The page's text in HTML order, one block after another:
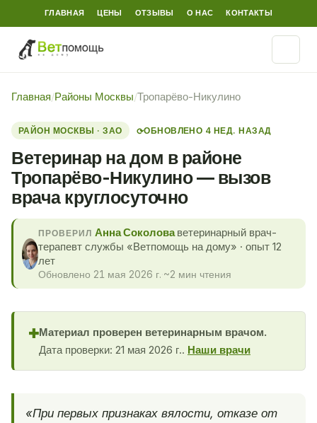
ГЛАВНАЯ ЦЕНЫ ОТЗЫВЫ О НАС КОНТАКТЫ
Главная/Районы Москвы/Тропарёво-Никулино
РАЙОН МОСКВЫ · ЗАО ⟳ОБНОВЛЕНО 4 НЕД. НАЗАД
Ветеринар на дом в районе
Тропарёво-Никулино — вызов
врача круглосуточно
ПРОВЕРИЛ Анна Соколоваветеринарный врач-
терапевт службы «Ветпомощь на дому» · опыт 12
лет
Обновлено 21 мая 2026 г. ~2 мин чтения
✚Материал проверен ветеринарным врачом.
Дата проверки: 21 мая 2026 г.. Наши врачи
«При первых признаках вялости, отказе от